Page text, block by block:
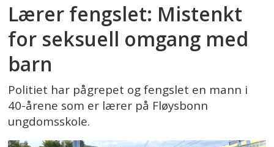
Lærer fengslet: Mistenkt
for seksuell omgang med
barn
Politiet har pågrepet og fengslet en mann i
40-årene som er lærer på Fløysbonn
ungdomsskole.